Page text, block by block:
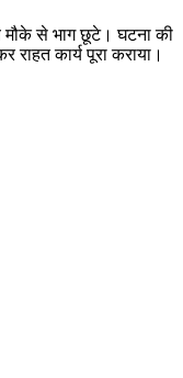
मौके से भाग छूटे। घटना की
राहत कार्य पूरा कराया।